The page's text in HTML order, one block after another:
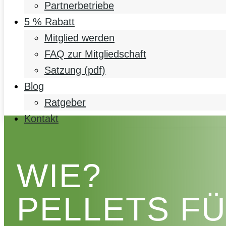
Partnerbetriebe
5 % Rabatt
Mitglied werden
FAQ zur Mitgliedschaft
Satzung (pdf)
Blog
Ratgeber
Kontakt
WIE?
PELLETS